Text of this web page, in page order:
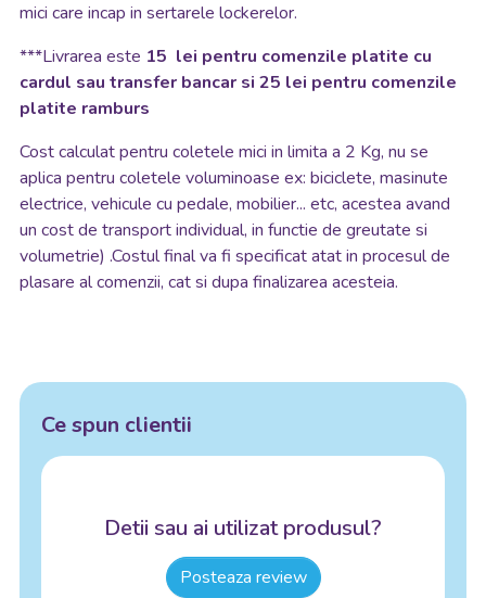
mici care incap in sertarele lockerelor.
***Livrarea este 15 lei pentru comenzile platite cu
cardul sau transfer bancar si 25 lei pentru comenzile
platite ramburs
Cost calculat pentru coletele mici in limita a 2 Kg, nu se
aplica pentru coletele voluminoase ex: biciclete, masinute
electrice, vehicule cu pedale, mobilier... etc, acestea avand
un cost de transport individual, in functie de greutate si
volumetrie) .Costul final va fi specificat atat in procesul de
plasare al comenzii, cat si dupa finalizarea acesteia.
Ce spun clientii
Detii sau ai utilizat produsul?
Posteaza review